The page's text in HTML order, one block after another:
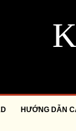
HƯỚNG DẪN